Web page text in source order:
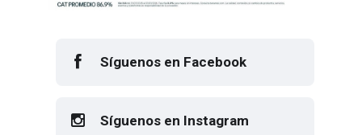
Síguenos en Facebook
Síguenos en Instagram